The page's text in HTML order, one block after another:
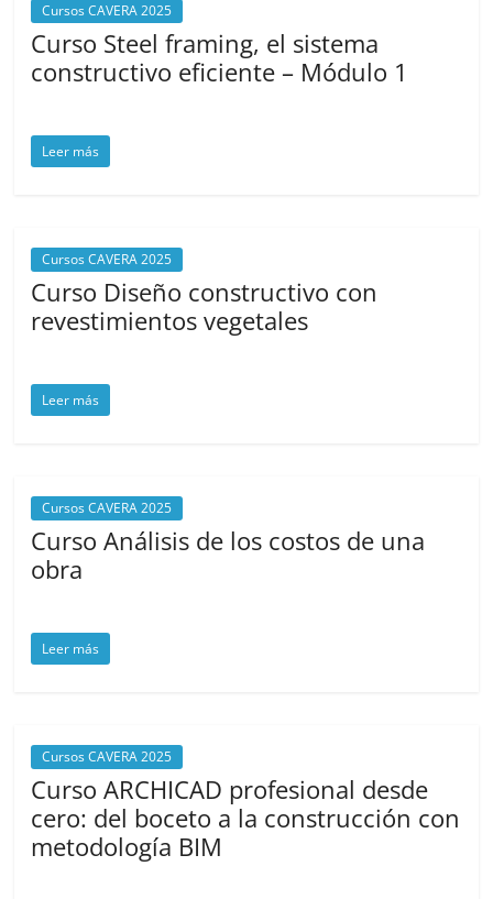
Cursos CAVERA 2025
Curso Steel framing, el sistema
constructivo eficiente – Módulo 1
Leer más
Cursos CAVERA 2025
Curso Diseño constructivo con
revestimientos vegetales
Leer más
Cursos CAVERA 2025
Curso Análisis de los costos de una
obra
Leer más
Cursos CAVERA 2025
Curso ARCHICAD profesional desde
cero: del boceto a la construcción con
metodología BIM